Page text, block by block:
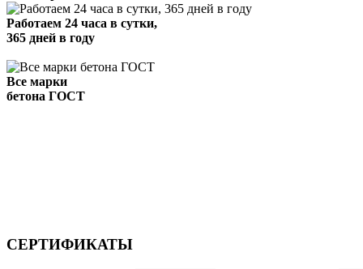
Работаем 24 часа в сутки,
365 дней в году
Все марки
бетона ГОСТ
СЕРТИФИКАТЫ